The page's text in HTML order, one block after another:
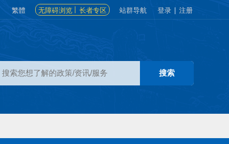
繁體 无障碍浏览 长者专区 站群导航 登录 | 注册